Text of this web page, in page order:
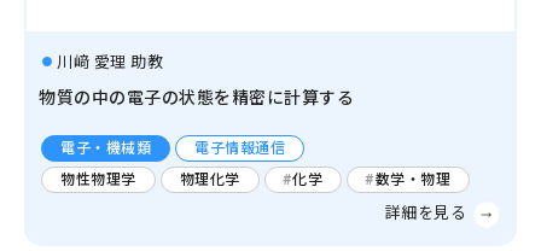
川﨑 愛理 助教
物質の中の電子の状態を精密に計算する
電子・機械類
電子情報通信
物性物理学
物理化学 化学 数学・物理